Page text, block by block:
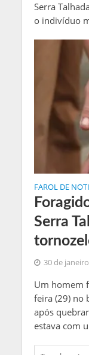
Serra
o indivíduo
FAROL DE
Serra
30 de
Um homem
feira (29) no
após
estava com